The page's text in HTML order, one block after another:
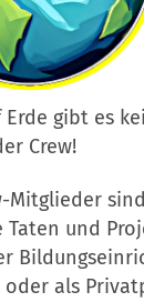
gibt es
Crew!
Mitglieder
Taten und
als